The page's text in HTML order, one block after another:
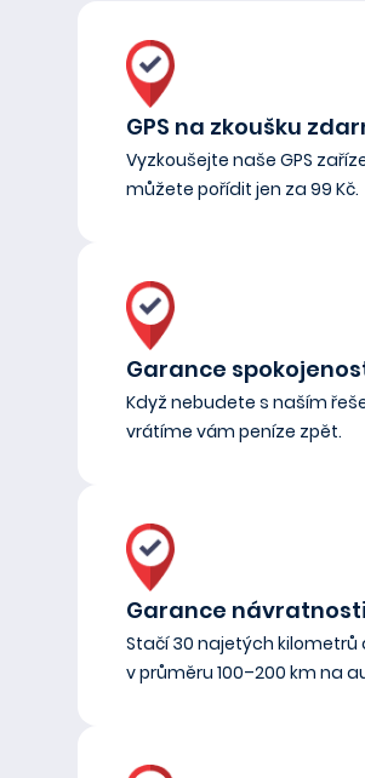
GPS na zkoušku
Vyzkoušejte naše GPS
můžete pořídit jen za 99 Kč.
Garance
Když nebudete s naším
vrátíme vám peníze zpět.
Garance
Stačí 30 najetých kilometrů
v průměru 100–200 km na